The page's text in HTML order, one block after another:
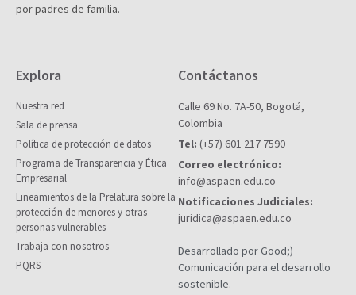
por padres de familia.
Explora
Nuestra red
Sala de prensa
Política de protección de datos
Programa de Transparencia y Ética
Empresarial
Lineamientos de la Prelatura sobre la
protección de menores y otras
personas vulnerables
Trabaja con nosotros
PQRS
Contáctanos
Calle 69 No. 7A-50, Bogotá,
Colombia
Tel: (+57) 601 217 7590
Correo electrónico:
info@aspaen.edu.co
Notificaciones Judiciales:
juridica@aspaen.edu.co
Desarrollado por Good;)
Comunicación para el desarrollo
sostenible.